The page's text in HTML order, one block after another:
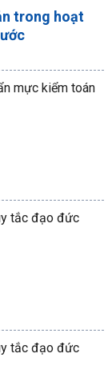
trong hoạt
mực kiểm toán
tắc đạo đức
tắc đạo đức